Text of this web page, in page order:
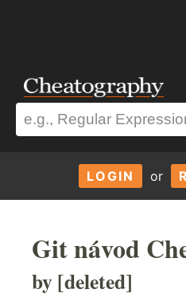
LOGIN or
Git návod
by [deleted]